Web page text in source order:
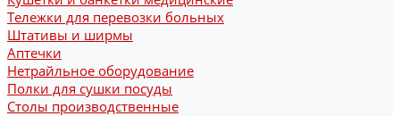
Тележки для перевозки больных
Штативы и ширмы
Аптечки
Нетрайльное оборудование
Полки для сушки посуды
Столы производственные